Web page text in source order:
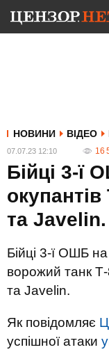
НОВИНИ ВІДЕО
07.07.23 12:10 16
Бійці 3-ї
та
Бійці 3-ї ОШБ
ворожий танк
та Javelin.
Як повідомляє
успішної атаки